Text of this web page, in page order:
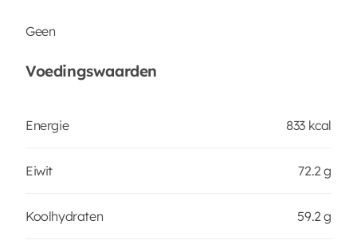
Geen
Voedingswaarden
Energie 833 kcal
Eiwit 72.2 g
Koolhydraten 59.2 g